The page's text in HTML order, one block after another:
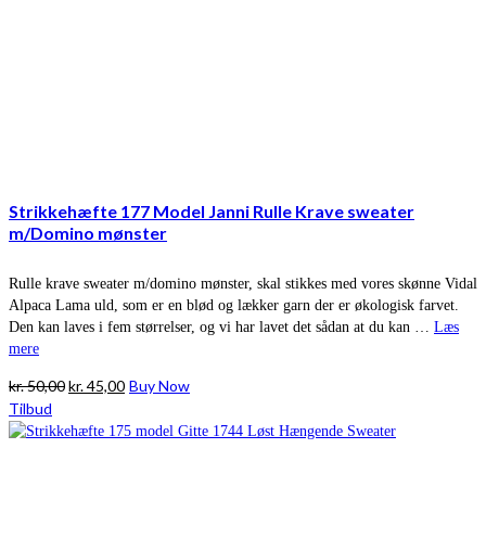
Strikkehæfte 177 Model Janni Rulle Krave sweater
m/Domino mønster
Rulle krave sweater m/domino mønster, skal stikkes med vores skønne Vidal
Alpaca Lama uld, som er en blød og lækker garn der er økologisk farvet.
Den kan laves i fem størrelser, og vi har lavet det sådan at du kan … Læs
mere
kr.50,00Den
pris
kr.45,00Den
pris
Buy Now
Tilbud